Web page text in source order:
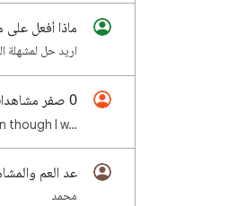
ماذا أفعل
اريد حل لمشهلة
0 صفر مشاهدات بعد أن كانت القناة في نمو Zero views after the channel had been growing
though I w…
عد العم
محمد